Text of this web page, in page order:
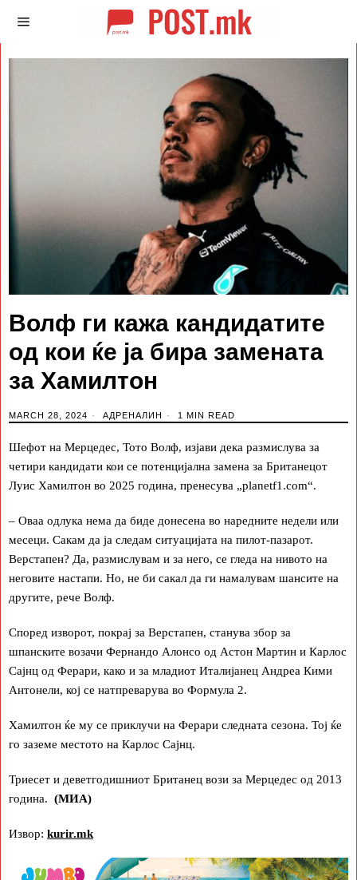
Волф ги кажа кандидатите
од кои ќе ја бира замената
за Хамилтон
MARCH 28, 2024 АДРЕНАЛИН 1 MIN READ
Шефот на Мерцедес, Тото Волф, изјави дека размислува за
четири кандидати кои се потенцијална замена за Британецот
Луис Хамилтон во 2025 година, пренесува „planetf1.com“.
– Оваа одлука нема да биде донесена во наредните недели или
месеци. Сакам да ја следам ситуацијата на пилот-пазарот.
Верстапен? Да, размислувам и за него, се гледа на нивото на
неговите настапи. Но, не би сакал да ги намалувам шансите на
другите, рече Волф.
Според изворот, покрај за Верстапен, станува збор за
шпанските возачи Фернандо Алонсо од Астон Мартин и Карлос
Сајнц од Ферари, како и за младиот Италијанец Андреа Кими
Антонели, кој се натпреварува во Формула 2.
Хамилтон ќе му се приклучи на Ферари следната сезона. Тој ќе
го заземе местото на Карлос Сајнц.
Триесет и деветгодишниот Британец вози за Мерцедес од 2013
година. (МИА)
Извор: kurir.mk